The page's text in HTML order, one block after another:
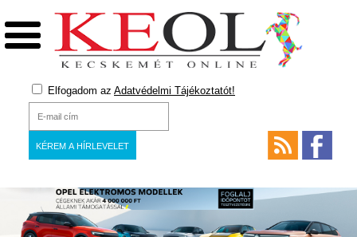
Elfogadom az Adatvédelmi Tájékoztatót!